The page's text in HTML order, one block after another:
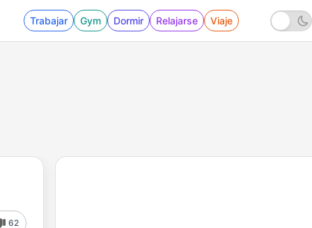
Trabajar Gym Dormir Relajarse Viaje
62